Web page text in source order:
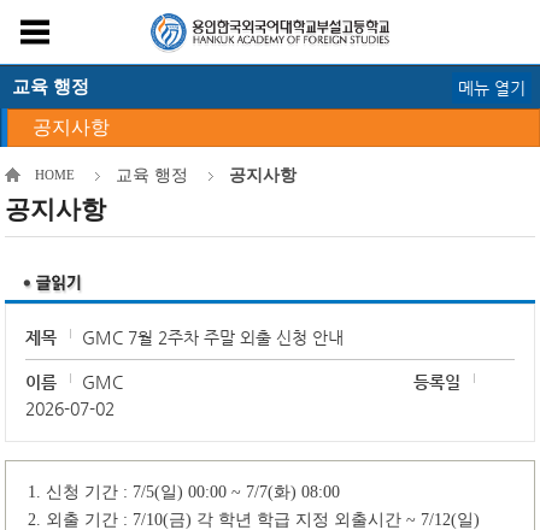
교육 행정
공지사항
메뉴 열기
HOME 교육 행정 공지사항
공지사항
제목 GMC 7월 2주차 주말 외출 신청 안내
이름 GMC
등록일
2026-07-02
1. 신청 기간 : 7/5(일) 00:00 ~ 7/7(화) 08:00
2. 외출 기간 : 7/10(금) 각 학년 학급 지정 외출시간~ 7/12(일)